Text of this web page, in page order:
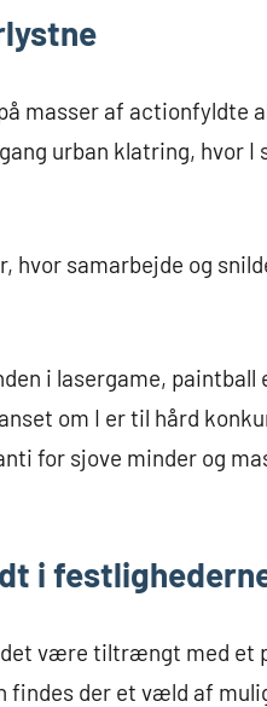
masser af actionfyldte
urban klatring, hvor I
samarbejde og
i lasergame, paintball
om I er til hård
for sjove minder og
i
være tiltrængt med et
findes der et væld af